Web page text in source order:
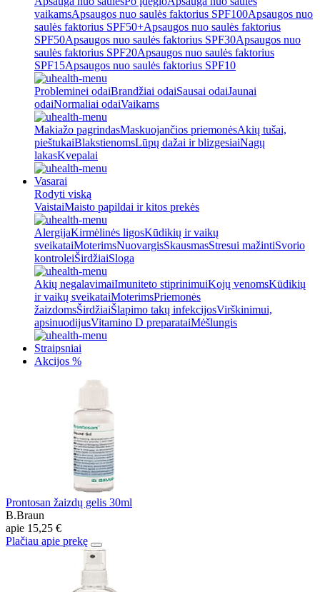
vaikamsApsaugos nuo saulės faktorius SPF100Apsaugos nuo
saulės faktorius SPF50+Apsaugos nuo saulės faktorius
SPF50Apsaugos nuo saulės faktorius SPF30Apsaugos nuo
saulės faktorius SPF20Apsaugos nuo saulės faktorius
SPF15Apsaugos nuo saulės faktorius SPF10
Probleminei odaiBrandžiai odaiSausai odaiJaunai
odaiNormaliai odaiVaikams
Makiažo pagrindasMaskuojančios priemonėsAkių tušai,
pieštukaiBlakstienomsLūpų dažai ir blizgesiaiNagų
lakasKvepalai
Vasarai
Rodyti viską
VaistaiMaisto papildai ir kitos prekės
AlergijaKirmėlinės ligosKūdikių ir vaikų
sveikataiMoterimsNuovargisSkausmasStresui mažintiSvorio
kontroleiŠirdžiaiSloga
Akių negalavimaiImuniteto stiprinimuiKojų venomsKūdikių
ir vaikų sveikataiMoterimsPriemonės
žaizdomsŠirdžiaiŠlapimo takų infekcijosVirškinimui,
apsinuodijusVitamino D preparataiMėšlungis
Straipsniai
Akcijos %
Prontosan žaizdų gelis 30ml
B.Braun
apie 15,25 €
Plačiau apie prekę